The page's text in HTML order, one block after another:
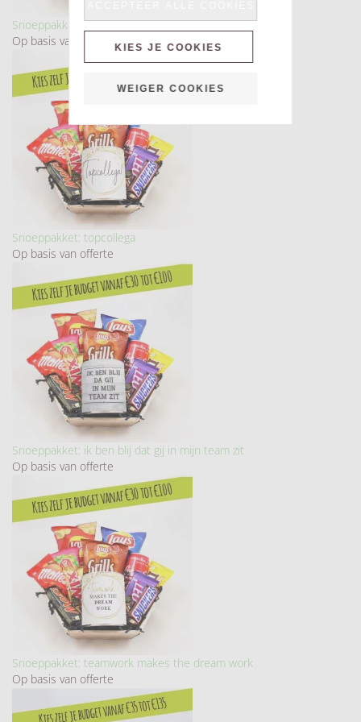
Snoeppakket: welkom in ons team
Op basis van offerte
Snoeppakket: topcollega
Op basis van offerte
Snoeppakket: ik ben blij dat gij in mijn team zit
Op basis van offerte
Snoeppakket: teamwork makes the dream work
Op basis van offerte
KIES JE COOKIES
WEIGER COOKIES